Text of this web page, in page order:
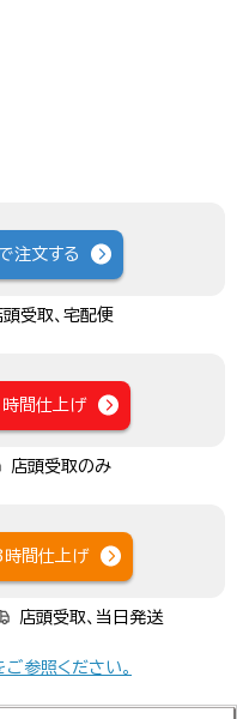
注文する
頭受取、宅配便
時間仕上げ
店頭受取のみ
時間仕上げ
店頭受取、当日発送
参照ください。